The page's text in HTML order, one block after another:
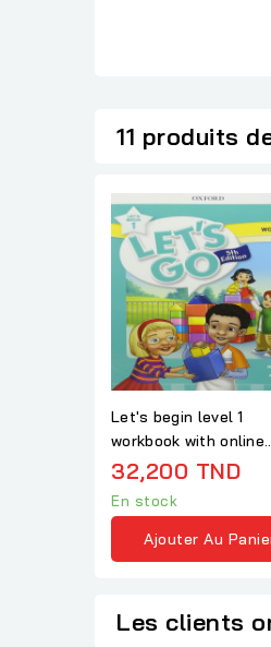
11 produits
Let's begin level 1
workbook with online
practice 5th edition
32,200 TND
En stock
Ajouter Au
Les clients